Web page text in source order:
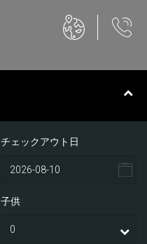
チェックアウト日
子供